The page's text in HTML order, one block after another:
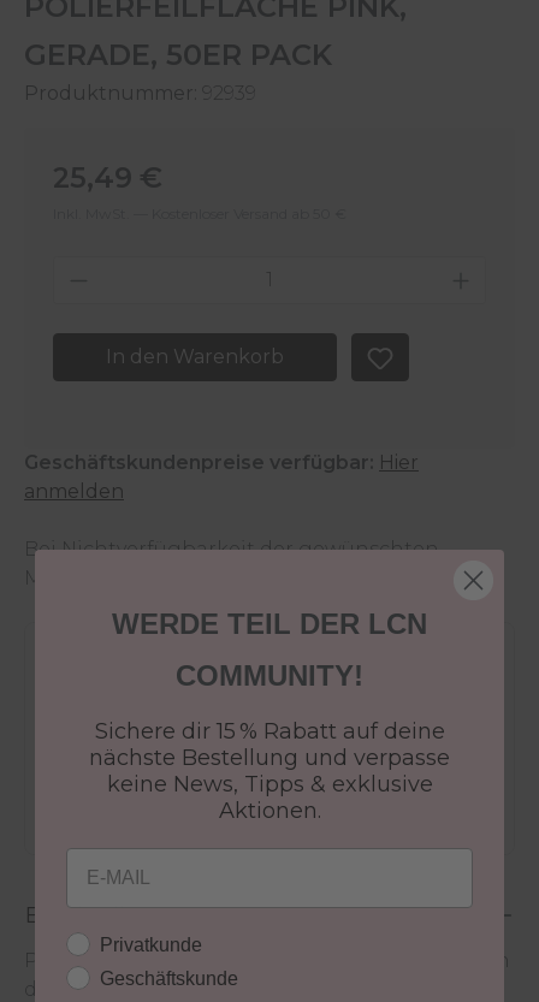
GERADE, 50ER PACK
Produktnummer: 92939
Regulärer Preis:
25,49 €
Produkt Anzahl: Gib den
In den Warenkorb
Geschäftskundenpreise verfügbar: Hier
anmelden
Bei Nichtverfügbarkeit der gewünschten
Menge wende dich an den
Versandfertig in 24-48h
Jetzt shoppen - bezahlen in 30 Tagen
Beschreibung
Polierfeilfläche in Pink zum sanften Einarbeiten
der Pflege in den Naturnagel
WERDE TEIL DER LCN
COMMUNITY!
Sichere dir 15 % Rabatt auf deine
nächste Bestellung und verpasse
keine News, Tipps & exklusive
Aktionen.
Email
Kundengruppe
Privatkunde
Geschäftskunde